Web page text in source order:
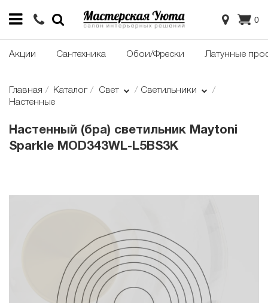
0
Акции Сантехника Обои/Фрески Латунные
Главная Каталог Свет
Светильники
Настенные
Настенный (бра) светильник Maytoni
Sparkle MOD343WL-L5BS3K